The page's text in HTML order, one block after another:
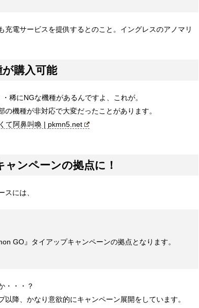
電サービスを提供するとのこと。イングレスのアノマリ
が購入可能
稀にNGな機種があるんですよ、これが。
機種が非対応で大変だったことがあります。
て阿鼻叫喚 | pkmn5.net
ャンペーンの拠点に！
には、
GO』タイアップキャンペーンの拠点となります。
・・・？
降、かなり意欲的にキャンペーン展開をしています。